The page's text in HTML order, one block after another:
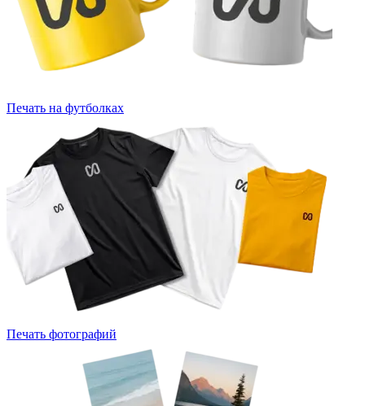
Печать на футболках
Печать фотографий